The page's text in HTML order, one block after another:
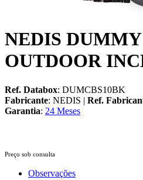
NEDIS
OUTDOOR
Ref. Databox: DUMCBS10BK
Fabricante: NEDIS | Ref.
Garantia: 24 Meses
Preço sob consulta
Observações